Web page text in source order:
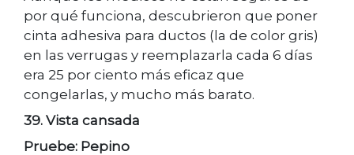
por qué funciona, descubrieron que poner
cinta adhesiva para ductos (la de color gris)
en las verrugas y reemplazarla cada 6 días
era 25 por ciento más eficaz que
congelarlas, y mucho más barato.
39. Vista cansada
Pruebe: Pepino